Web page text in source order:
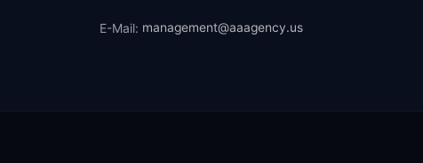
E-Mail: management@aaagency.us